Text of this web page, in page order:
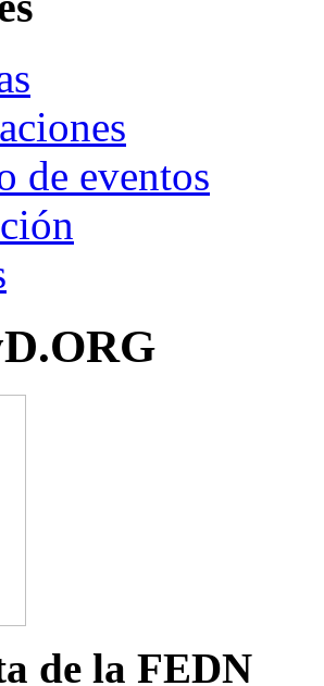
de eventos
de la FEDN